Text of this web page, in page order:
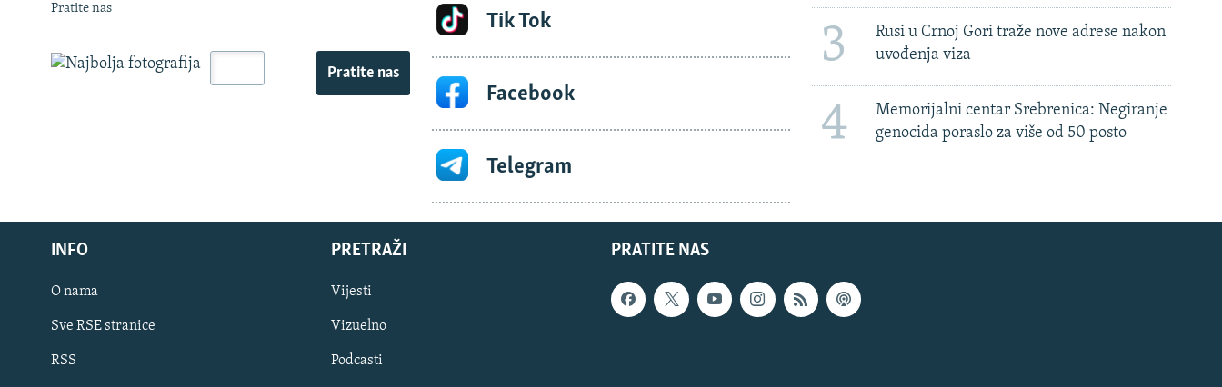
Pratite nas
Pratite nas
Tik Tok
Facebook
Telegram
3
Rusi u Crnoj Gori traže nove adrese nakon
uvođenja viza
4
Memorijalni centar Srebrenica: Negiranje
genocida poraslo za više od 50 posto
PRATITE NAS
INFO
O nama
Sve RSE stranice
RSS
PRETRAŽI
Vijesti
Vizuelno
Podcasti